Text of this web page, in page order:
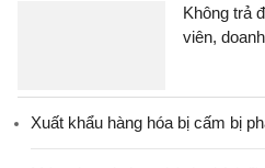
Không trả
viên,
Xuất khẩu hàng hóa bị cấm bị